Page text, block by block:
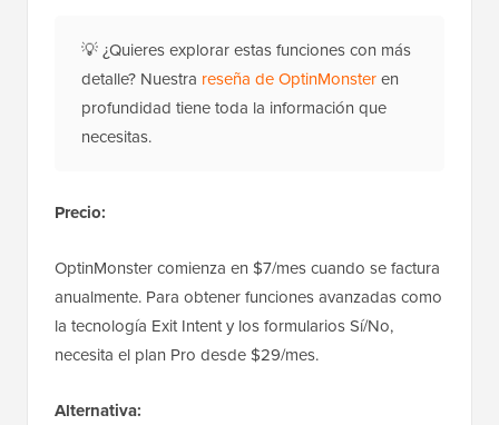
💡 ¿Quieres explorar estas funciones con más
detalle? Nuestra reseña de OptinMonsteren
profundidad tiene toda la información que
necesitas.
Precio:
OptinMonster comienza en $7/mes cuando se factura
anualmente. Para obtener funciones avanzadas como
la tecnología Exit Intent y los formularios Sí/No,
necesita el plan Pro desde $29/mes.
Alternativa: